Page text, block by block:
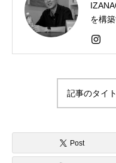
を構
魂と
指し
記事のタイ
Post